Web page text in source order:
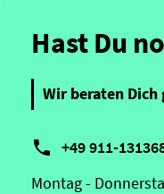
Hast Du
Wir beraten
 +49 911-
Montag -